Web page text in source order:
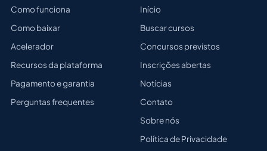
Como funciona
Como baixar
Acelerador
Recursos da plataforma
Pagamento e garantia
Perguntas frequentes
Início
Buscar cursos
Concursos previstos
Inscrições abertas
Notícias
Contato
Sobre nós
Política de Privacidade